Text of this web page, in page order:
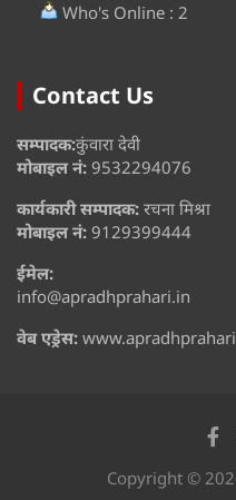
Who's Online : 2
Contact Us
सम्पादक:कुंवारा देवी
मोबाइल नं: 9532294076
कार्यकारी सम्पादक: रचना मिश्रा
मोबाइल नं: 9129399444
ईमेल:
info@apradhprahari.in
वेब एड्रेस:
Copyright ©